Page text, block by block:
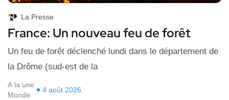
La Presse
France: Un nouveau feu de forêt
Un feu de forêt déclenché lundi dans le département de
la Drôme (sud-est de la
A la une
Monde
4 août 2026